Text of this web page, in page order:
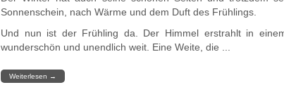
Sonnenschein, nach Wärme und dem Duft des Frühlings.
Und nun ist der Frühling da. Der Himmel erstrahlt in
wunderschön und unendlich weit. Eine Weite, die ...
Weiterlesen →